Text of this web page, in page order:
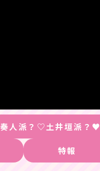
奏人派？♡土井垣派？♥
特報